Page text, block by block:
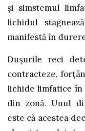
și simstemul
lichidul
manifestă în
Dușurile reci
contracteze,
lichide limfatice
din zonă. Unul
este că acestea